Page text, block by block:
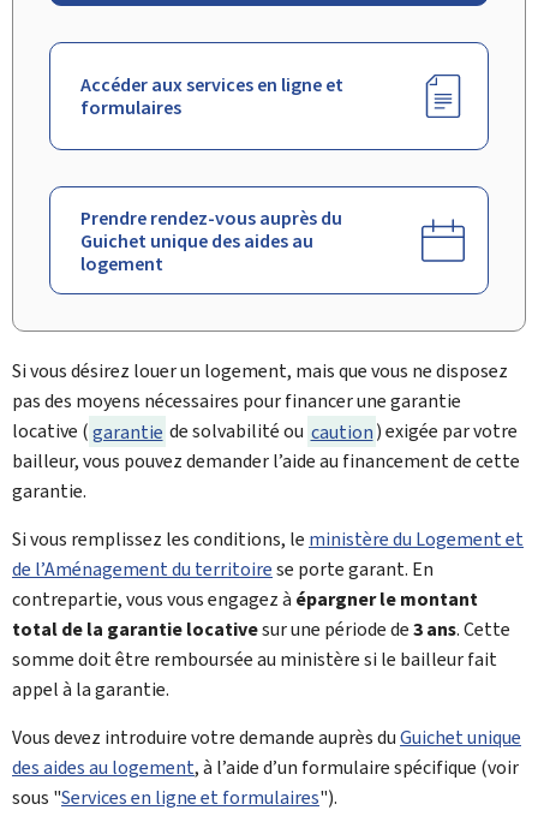
Accéder aux services en ligne et
formulaires
Prendre rendez-vous auprès du
Guichet unique des aides au
logement
Si vous désirez louer un logement, mais que vous ne disposez
pas des moyens nécessaires pour financer une garantie
locative (garantie de solvabilité ou caution) exigée par votre
bailleur, vous pouvez demander l’aide au financement de cette
garantie.
Si vous remplissez les conditions, le ministère du Logement et
de l’Aménagement du territoirese porte garant. En
contrepartie, vous vous engagez à épargner le montant
total de la garantie locativesur une période de3 ans. Cette
somme doit être remboursée au ministère si le bailleur fait
appel à la garantie.
Vous devez introduire votre demande auprèsduGuichet unique
des aides au logement, à l’aide d’un formulaire spécifique (voir
sous "Services en ligne et formulaires").